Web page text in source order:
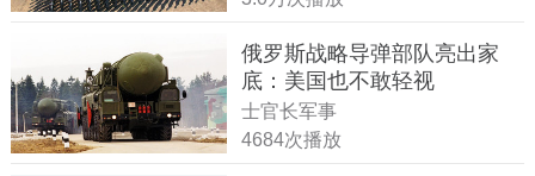
俄罗斯战略导弹部队亮出家
底：美国也不敢轻视
士官长军事
4684次播放